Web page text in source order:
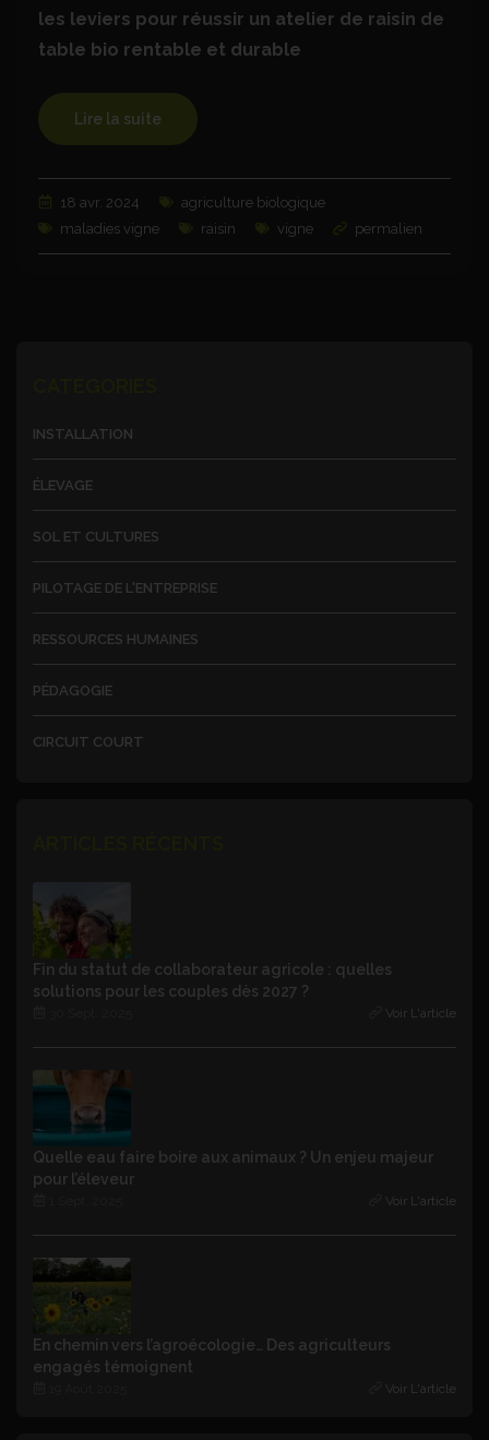
les leviers pour réussir un atelier de raisin de
table bio rentable et durable
Lire la suite
18 avr. 2024
agriculture biologique
maladies vigne
raisin vigne permalien
INSTALLATION
ÉLEVAGE
SOL ET CULTURES
PILOTAGE DE L'ENTREPRISE
RESSOURCES HUMAINES
PÉDAGOGIE
CIRCUIT COURT
Fin du statut de collaborateur agricole : quelles
solutions pour les couples dès 2027 ?
Voir L'article
Quelle eau faire boire aux animaux ? Un enjeu majeur
pour l’éleveur
Voir L'article
En chemin vers l’agroécologie… Des agriculteurs
engagés témoignent
Voir L'article